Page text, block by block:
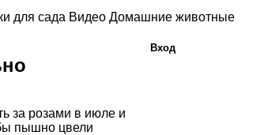
для сада Видео Домашние животные
за розами в июле и
пышно цвели
Вход